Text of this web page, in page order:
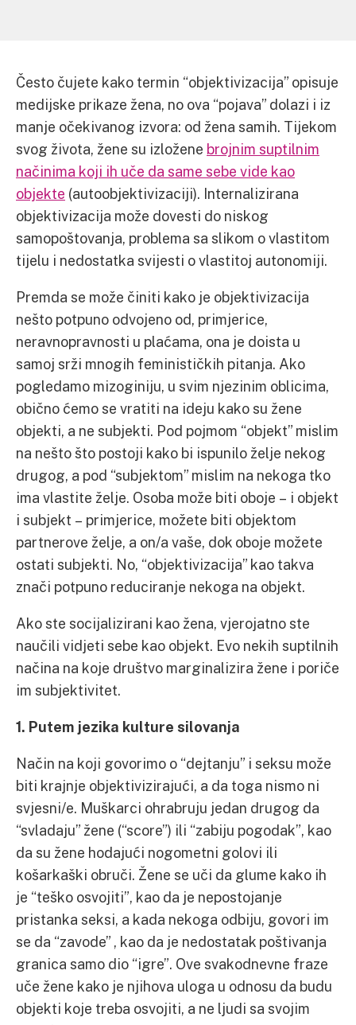
Često čujete kako termin “objektivizacija” opisuje
medijske prikaze žena, no ova “pojava” dolazi i iz
manje očekivanog izvora: od žena samih. Tijekom
svog života, žene su izložene brojnim suptilnim
načinima koji ih uče da same sebe vide kao
objekte (autoobjektivizaciji). Internalizirana
objektivizacija može dovesti do niskog
samopoštovanja, problema sa slikom o vlastitom
tijelu i nedostatka svijesti o vlastitoj autonomiji.
Premda se može činiti kako je objektivizacija
nešto potpuno odvojeno od, primjerice,
neravnopravnosti u plaćama, ona je doista u
samoj srži mnogih feminističkih pitanja. Ako
pogledamo mizoginiju, u svim njezinim oblicima,
obično ćemo se vratiti na ideju kako su žene
objekti, a ne subjekti. Pod pojmom “objekt” mislim
na nešto što postoji kako bi ispunilo želje nekog
drugog, a pod “subjektom” mislim na nekoga tko
ima vlastite želje. Osoba može biti oboje – i objekt
i subjekt – primjerice, možete biti objektom
partnerove želje, a on/a vaše, dok oboje možete
ostati subjekti. No, “objektivizacija” kao takva
znači potpuno reduciranje nekoga na objekt.
Ako ste socijalizirani kao žena, vjerojatno ste
naučili vidjeti sebe kao objekt. Evo nekih suptilnih
načina na koje društvo marginalizira žene i poriče
im subjektivitet.
1. Putem jezika kulture silovanja
Način na koji govorimo o “dejtanju” i seksu može
biti krajnje objektivizirajući, a da toga nismo ni
svjesni/e. Muškarci ohrabruju jedan drugog da
“svladaju” žene (“score”) ili “zabiju pogodak”, kao
da su žene hodajući nogometni golovi ili
košarkaški obruči. Žene se uči da glume kako ih
je “teško osvojiti”, kao da je nepostojanje
pristanka seksi, a kada nekoga odbiju, govori im
se da “zavode” , kao da je nedostatak poštivanja
granica samo dio “igre”. Ove svakodnevne fraze
uče žene kako je njihova uloga u odnosu da budu
objekti koje treba osvojiti, a ne ljudi sa svojim